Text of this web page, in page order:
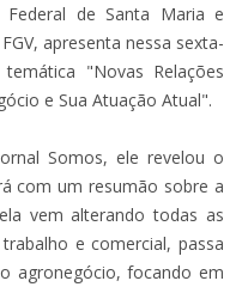
Federal de Santa Maria e
apresenta nessa sexta-
"Novas Relações
e Sua Atuação Atual".
Somos, ele revelou o
com um resumão sobre a
vem alterando todas as
e comercial, passa
agronegócio, focando em